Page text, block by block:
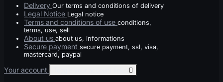
Delivery Our terms and conditions of delivery
Legal Notice Legal notice
Terms and conditions of use conditions,
terms, use, sell
About us about us, informations
Secure payment secure payment, ssl, visa,
mastercard, paypal
Your account 